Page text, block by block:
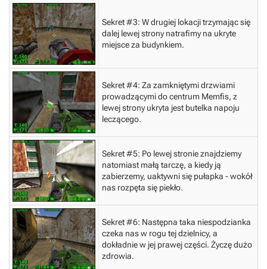
Sekret #3: W drugiej lokacji trzymając się
dalej lewej strony natrafimy na ukryte
miejsce za budynkiem.
Sekret #4: Za zamkniętymi drzwiami
prowadzącymi do centrum Memfis, z
lewej strony ukryta jest butelka napoju
leczącego.
Sekret #5: Po lewej stronie znajdziemy
natomiast małą tarczę, a kiedy ją
zabierzemy, uaktywni się pułapka - wokół
nas rozpęta się piekło.
Sekret #6: Następna taka niespodzianka
czeka nas w rogu tej dzielnicy, a
dokładnie w jej prawej części. Życzę dużo
zdrowia.